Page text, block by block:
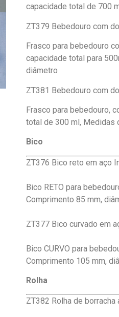
capacidade total de 700
ZT379 Bebedouro com
Frasco para bebedouro
capacidade total para
diâmetro
ZT381 Bebedouro com
Frasco para bebedouro,
total de 300 ml, Medidas
Bico
ZT376 Bico reto em aço
Bico RETO para
Comprimento 85 mm,
ZT377 Bico curvado em
Bico CURVO para
Comprimento 105 mm,
Rolha
ZT382 Rolha de